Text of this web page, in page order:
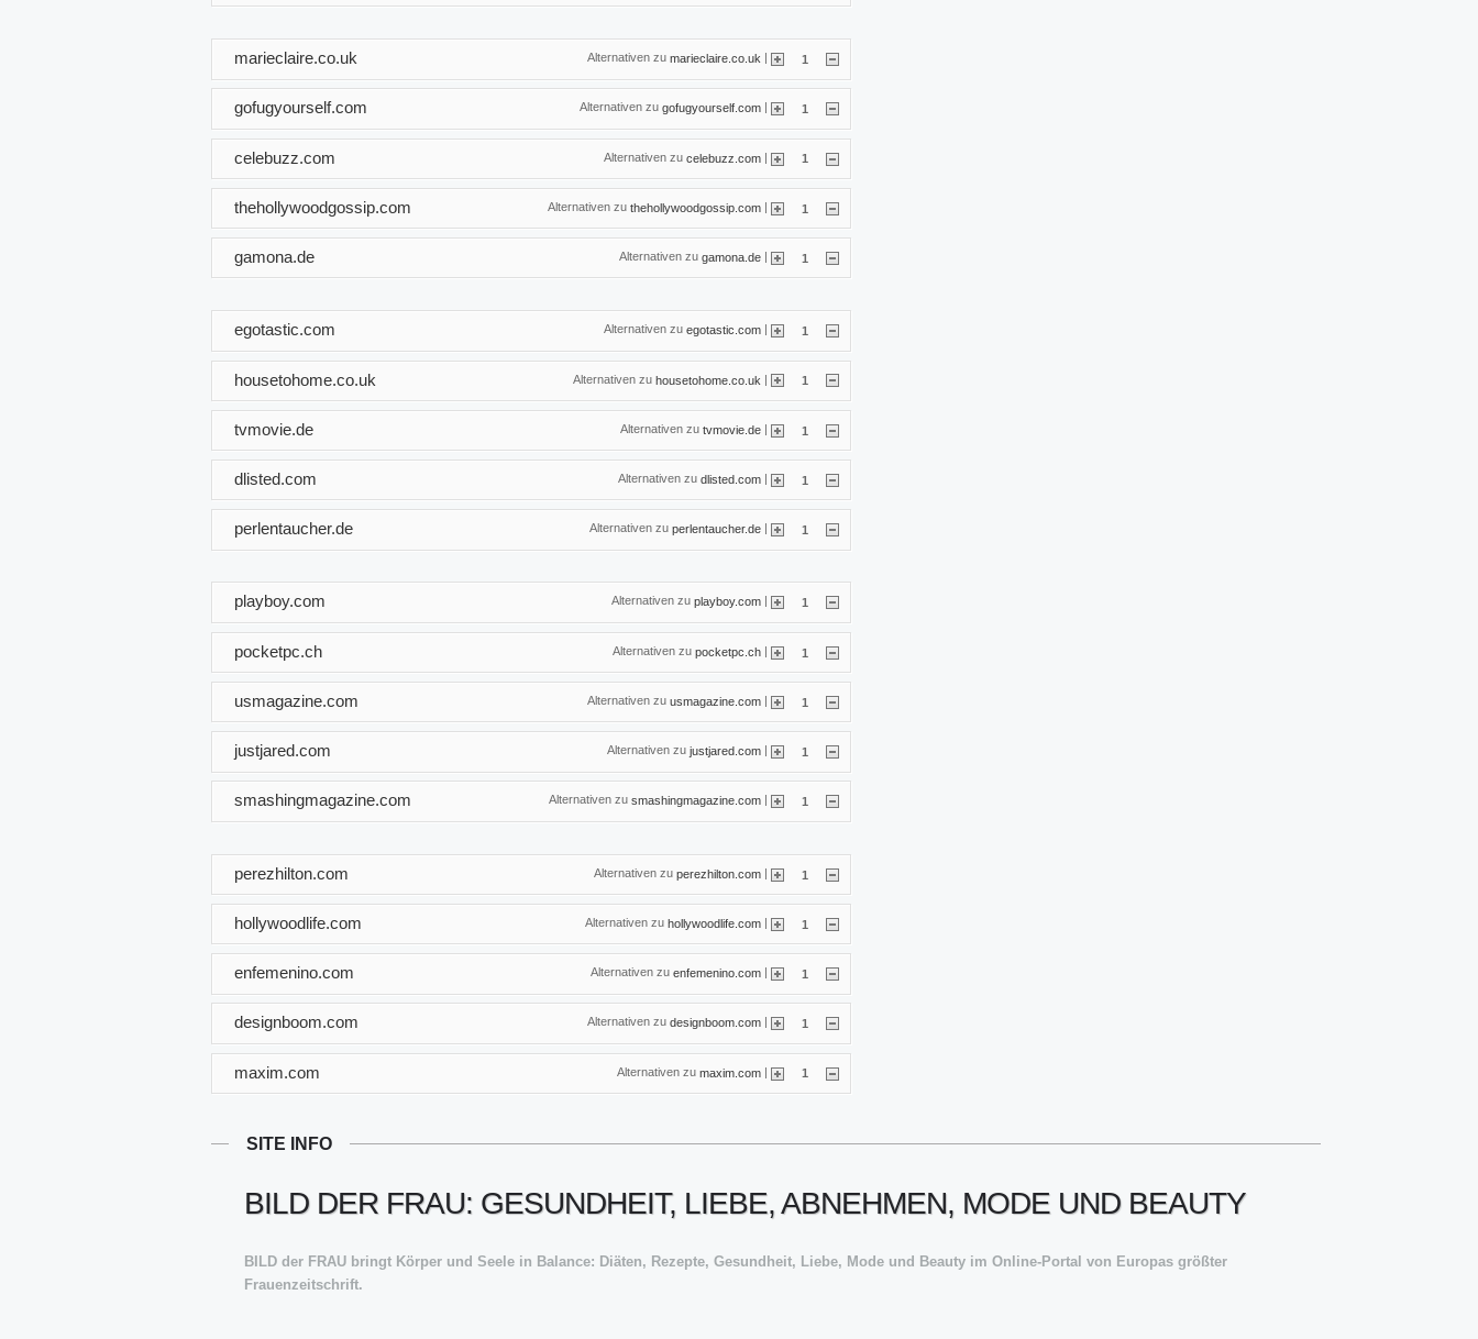
Alternativen zu marieclaire.co.uk | 1
marieclaire.co.uk
Alternativen zu gofugyourself.com 1
gofugyourself.com
Alternativen zu celebuzz.com | 1
celebuzz.com
Alternativen zu thehollywoodgossip.com | 1
thehollywoodgossip.com
Alternativen zu gamona.de | 1
gamona.de
Alternativen zu egotastic.com 1
egotastic.com
Alternativen zu housetohome.co.uk | 1
housetohome.co.uk
Alternativen zu tvmovie.de | 1
tvmovie.de
Alternativen zu dlisted.com | 1
dlisted.com
Alternativen zu perlentaucher.de 1
perlentaucher.de
Alternativen zu playboy.com 1
playboy.com
Alternativen zu pocketpc.ch | 1
pocketpc.ch
Alternativen zu usmagazine.com | 1
usmagazine.com
Alternativen zu justjared.com | 1
justjared.com
Alternativen zu smashingmagazine.com 1
smashingmagazine.com
Alternativen zu perezhilton.com | 1
perezhilton.com
Alternativen zu hollywoodlife.com | 1
hollywoodlife.com
Alternativen zu enfemenino.com | 1
enfemenino.com
Alternativen zu designboom.com 1
designboom.com
Alternativen zu maxim.com | 1
maxim.com
SITE INFO
BILD DER FRAU: GESUNDHEIT, LIEBE, ABNEHMEN, MODE UND BEAUTY
BILD der FRAU bringt Körper und Seele in Balance: Diäten, Rezepte, Gesundheit, Liebe, Mode und Beauty im Online-Portal von Europas größter
Frauenzeitschrift.